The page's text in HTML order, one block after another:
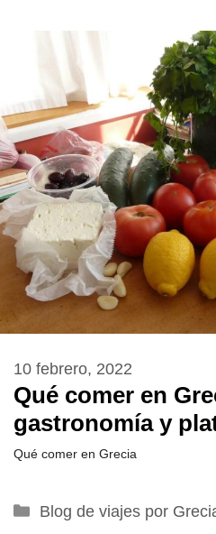
Qué comer en
gastronomía y
10 febrero, 2022
Qué comer en Grecia
Categorías
Blog de viajes por